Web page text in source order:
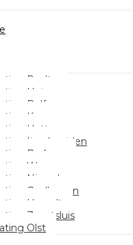
Raalte
Heino
Dalfsen
Kampen
Hattem
Ijsselmuiden
Berkum
Wezep
Nieuwleusen
Oudleusen
Hasselt
Zwartsluis
Olst